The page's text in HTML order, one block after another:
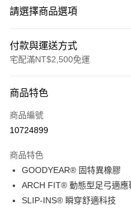
請選擇商品選項
付款與運送方式
宅配滿NT$2,500免運
信用卡一次付款
LINE Pay
相關說明
【大哥付你分期使用說明】
1.本服務由台灣大哥大提供，台灣大
2.付款方式選擇「大哥付你分期」
流程，驗證手機門號後，選擇欲分
ATM付款
商品特色
商品編號
10724899
商品特色
GOODYEAR® 固特異橡膠
ARCH FIT® 動態型足弓適應
SLIP-INS® 瞬穿舒適科技